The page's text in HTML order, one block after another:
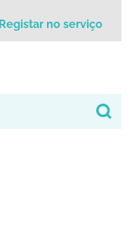
Registar no serviço